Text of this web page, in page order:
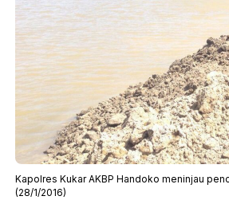
Kapolres Kukar AKBP Handoko meninjau
(28/1/2016)